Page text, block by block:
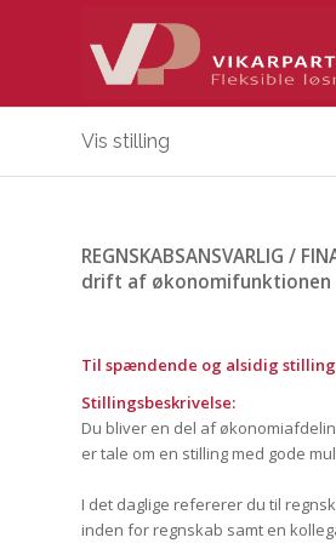
Vis stilling
REGNSKABSANSVARLIG /
drift af økonomifunktionen
Til spændende og alsidig
Stillingsbeskrivelse:
Du bliver en del af
er tale om en stilling med gode
I det daglige refererer du til
inden for regnskab samt en